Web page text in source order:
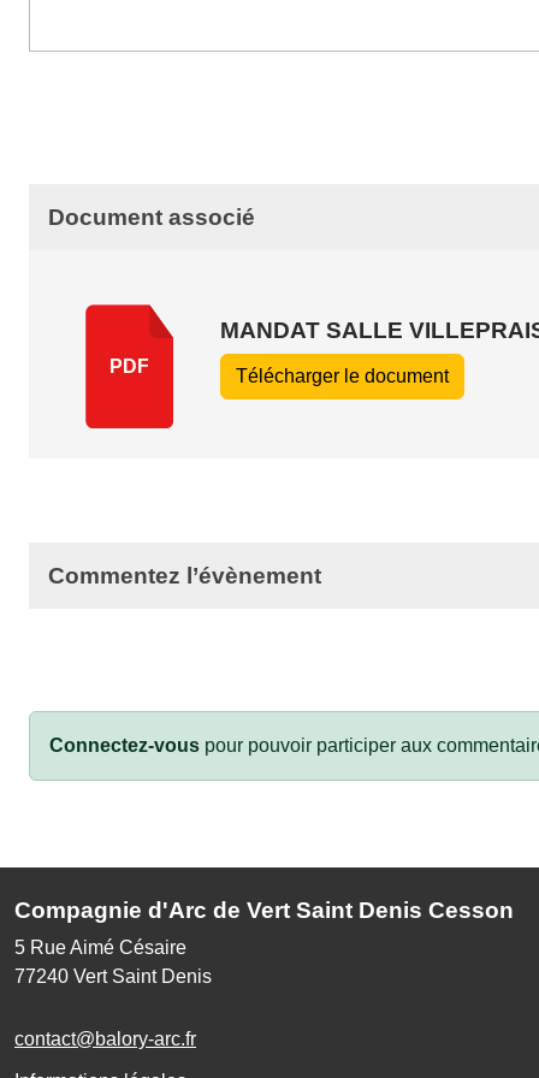
Document associé
PDF
MANDAT SALLE
Télécharger le document
Commentez l’évènement
Connectez-vous pour pouvoir participer aux
Compagnie d'Arc de Vert Saint Denis Cesson
5 Rue Aimé Césaire
77240 Vert Saint Denis
contact@balory-arc.fr